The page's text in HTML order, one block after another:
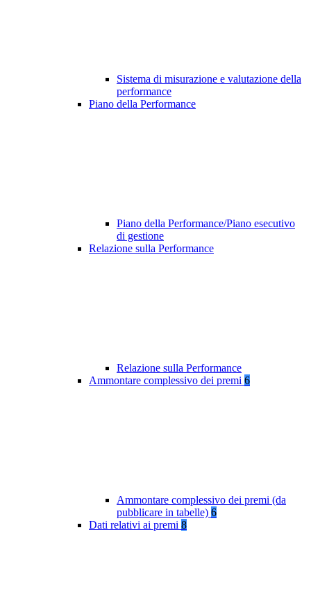
Sistema di misurazione e valutazione della
performance
Piano della Performance
Piano della Performance/Piano esecutivo
di gestione
Relazione sulla Performance
Relazione sulla Performance
Ammontare complessivo dei premi 6
Ammontare complessivo dei premi (da
pubblicare in tabelle) 6
Dati relativi ai premi 8